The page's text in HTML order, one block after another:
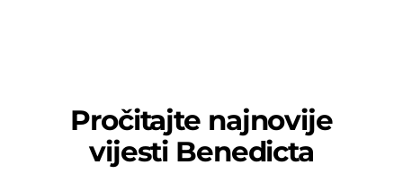
Pročitajte najnovije
vijesti Benedicta